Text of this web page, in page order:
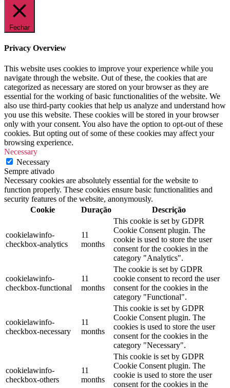
Fechar
Privacy Overview
This website uses cookies to improve your experience while you
navigate through the website. Out of these, the cookies that are
categorized as necessary are stored on your browser as they are
essential for the working of basic functionalities of the website. We
also use third-party cookies that help us analyze and understand how
you use this website. These cookies will be stored in your browser
only with your consent. You also have the option to opt-out of these
cookies. But opting out of some of these cookies may affect your
browsing experience.
Necessary
Necessary
Sempre ativado
Necessary cookies are absolutely essential for the website to
function properly. These cookies ensure basic functionalities and
security features of the website, anonymously.
Cookie
Duração Descrição
cookielawinfo-
checkbox-analytics
11
months
This cookie is set by GDPR
Cookie Consent plugin. The
cookie is used to store the user
consent for the cookies in the
category "Analytics".
cookielawinfo-
checkbox-functional
11
months
The cookie is set by GDPR
cookie consent to record the user
consent for the cookies in the
category "Functional".
cookielawinfo-
checkbox-necessary
11
months
This cookie is set by GDPR
Cookie Consent plugin. The
cookies is used to store the user
consent for the cookies in the
category "Necessary".
cookielawinfo-
checkbox-others
11
months
This cookie is set by GDPR
Cookie Consent plugin. The
cookie is used to store the user
consent for the cookies in the